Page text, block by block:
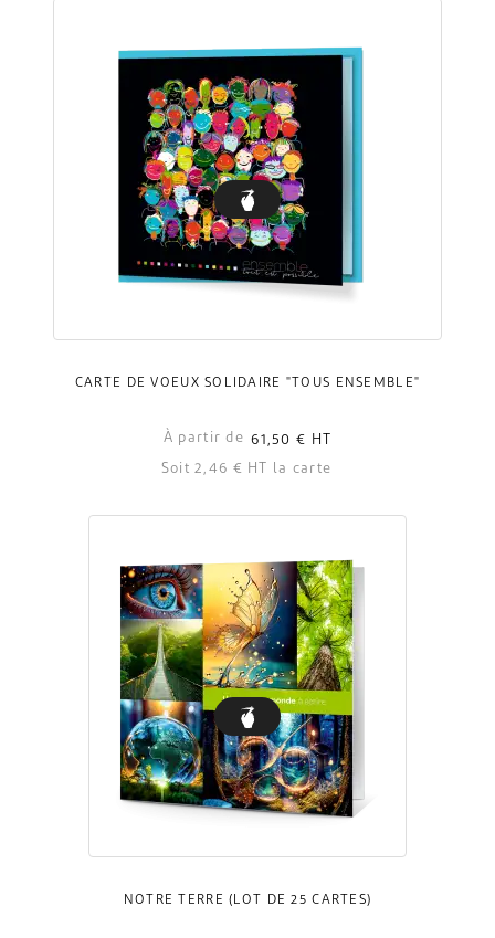
CARTE DE VOEUX SOLIDAIRE "TOUS ENSEMBLE"
À partir de 61,50 €
HT
Soit 2,46 € HT la carte
NOTRE TERRE (LOT DE 25 CARTES)